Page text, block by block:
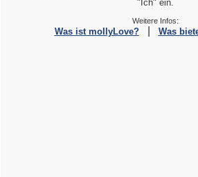
"Ich" ein.
Weitere Infos:
Was ist mollyLove?| Was